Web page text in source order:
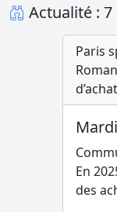
Actualité :
Paris
En
des